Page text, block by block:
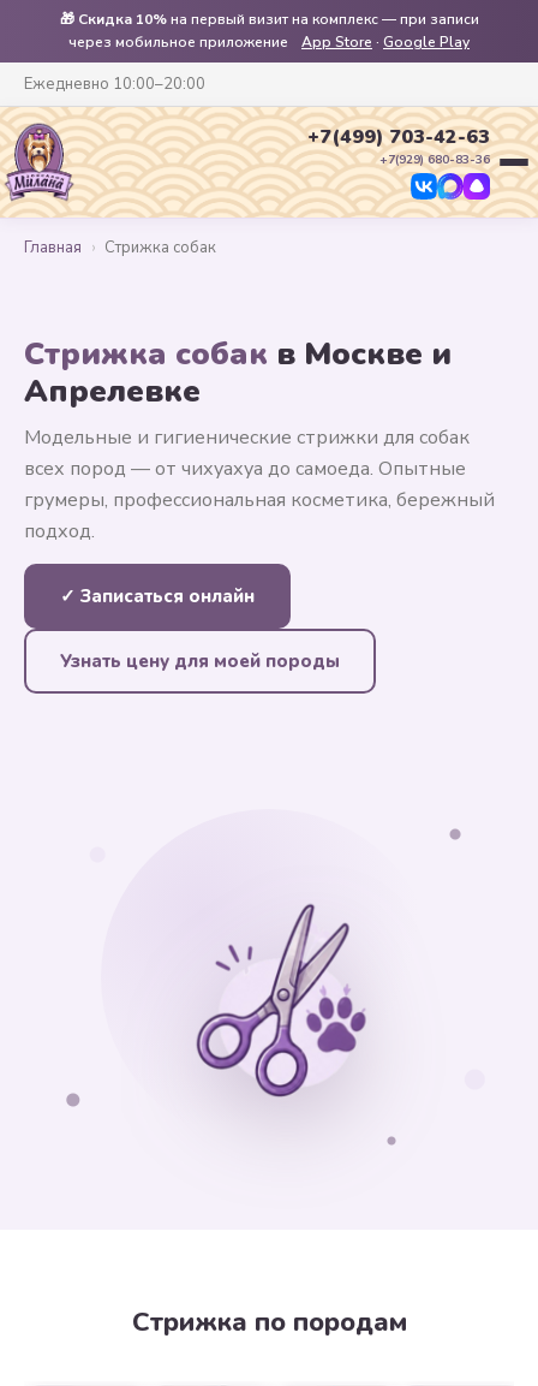
🎁 Скидка 10%на первый визит на комплекс — при записи
через мобильное приложение
App Store · Google Play
Ежедневно 10:00–20:00
+7(499) 703-42-63
+7(929) 680-83-36
Главная › Стрижка собак
Стрижка собак в Москве и
Апрелевке
Модельные и гигиенические стрижки для собак
всех пород — от чихуахуа до самоеда. Опытные
грумеры, профессиональная косметика, бережный
подход.
✓ Записаться онлайн
Узнать цену для моей породы
Стрижка по породам